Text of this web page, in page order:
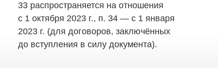
33 распространяется на отношения
с 1 октября 2023 г., п. 34 — с 1 января
2023 г. (для договоров, заключённых
до вступления в силу документа).